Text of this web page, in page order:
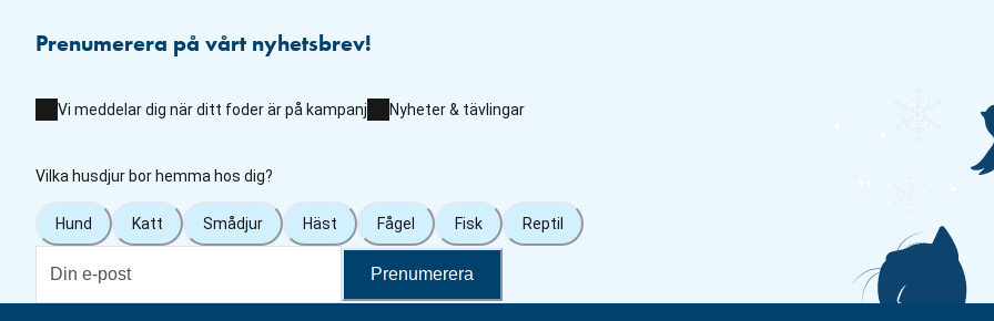
Prenumerera på vårt nyhetsbrev!
Vi meddelar dig när ditt foder är på kampanj Nyheter & tävlingar
Vilka husdjur bor hemma hos dig?
Hund Katt Smådjur Häst Fågel Fisk Reptil
Prenumerera